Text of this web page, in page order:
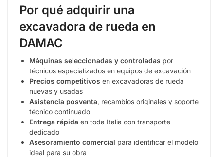
Por qué adquirir una
excavadora de rueda en
DAMAC
Máquinas seleccionadas y controladas por
técnicos especializados en equipos de excavación
Precios competitivos en excavadoras de rueda
nuevas y usadas
Asistencia posventa, recambios originales y soporte
técnico continuado
Entrega rápida en toda Italia con transporte
dedicado
Asesoramiento comercial para identificar el modelo
ideal para su obra